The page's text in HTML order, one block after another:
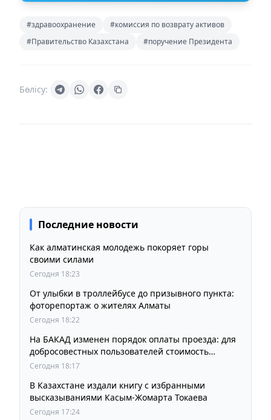
#здравоохранение
#комиссия по возврату активов
#Правительство Казахстана
#поручение Президента
Бөлісу:
Последние новости
Как алматинская молодежь покоряет горы
своими силами
Сегодня 18:23
От улыбки в троллейбусе до призывного пункта:
фоторепортаж о жителях Алматы
Сегодня 18:22
На БАКАД изменен порядок оплаты проезда: для
добросовестных пользователей стоимость
остается прежней
Сегодня 18:17
В Казахстане издали книгу с избранными
высказываниями Касым-Жомарта Токаева
Сегодня 17:24